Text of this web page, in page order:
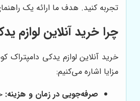
تجربه کنید. هدف ما ارائه یک
چرا خرید آنلاین لوازم
خرید آنلاین لوازم یدکی
مزایا اشاره می‌کنیم:
صرفه‌جویی در زمان و هزینه: